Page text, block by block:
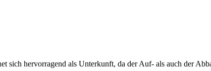
sich hervorragend als Unterkunft, da der Auf- als auch der